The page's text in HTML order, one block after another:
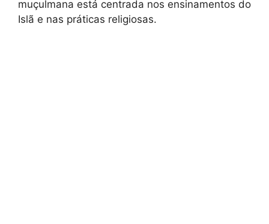
muçulmana está centrada nos ensinamentos do
Islã e nas práticas religiosas.